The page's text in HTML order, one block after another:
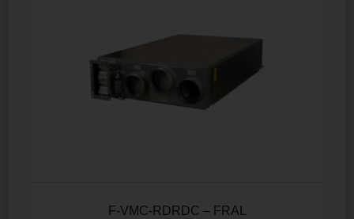
F-VMC-RDRDC – FRAL